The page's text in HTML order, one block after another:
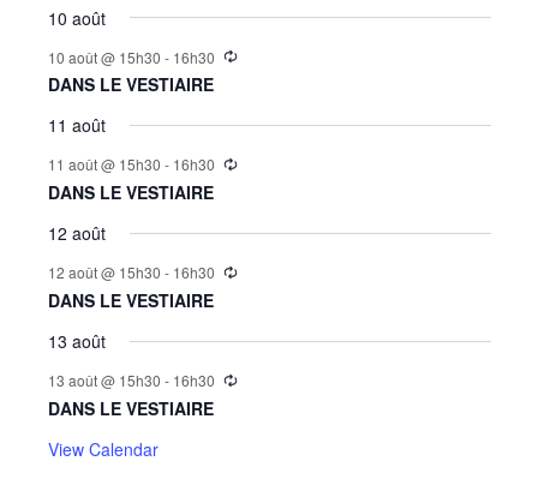
10 août
10 août @ 15h30 - 16h30
DANS LE VESTIAIRE
11 août
11 août @ 15h30 - 16h30
DANS LE VESTIAIRE
12 août
12 août @ 15h30 - 16h30
DANS LE VESTIAIRE
13 août
13 août @ 15h30 - 16h30
DANS LE VESTIAIRE
View Calendar